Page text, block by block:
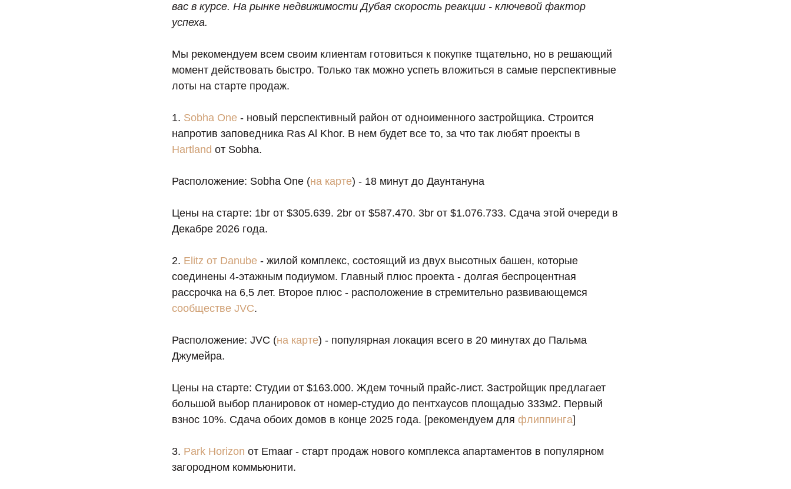
вас в курсе. На рынке недвижимости Дубая скорость реакции - ключевой фактор
успеха.
Мы рекомендуем всем своим клиентам готовиться к покупке тщательно, но в решающий
момент действовать быстро. Только так можно успеть вложиться в самые перспективные
лоты на старте продаж.
1. Sobha One - новый перспективный район от одноименного застройщика. Строится
напротив заповедника Ras Al Khor. В нем будет все то, за что так любят проекты в
Hartland от Sobha.
Расположение: Sobha One (на карте) - 18 минут до Даунтануна
Цены на старте: 1br от $305.639. 2br от $587.470. 3br от $1.076.733. Сдача этой очереди в
Декабре 2026 года.
2. Elitz от Danube - жилой комплекс, состоящий из двух высотных башен, которые
соединены 4-этажным подиумом. Главный плюс проекта - долгая беспроцентная
рассрочка на 6,5 лет. Второе плюс - расположение в стремительно развивающемся
сообществе JVC.
Расположение: JVC (на карте) - популярная локация всего в 20 минутах до Пальма
Джумейра.
Цены на старте: Студии от $163.000. Ждем точный прайс-лист. Застройщик предлагает
большой выбор планировок от номер-студио до пентхаусов площадью 333м2. Первый
взнос 10%. Сдача обоих домов в конце 2025 года. [рекомендуем для флиппинга]
3. Park Horizon от Emaar - старт продаж нового комплекса апартаментов в популярном
загородном коммьюнити.